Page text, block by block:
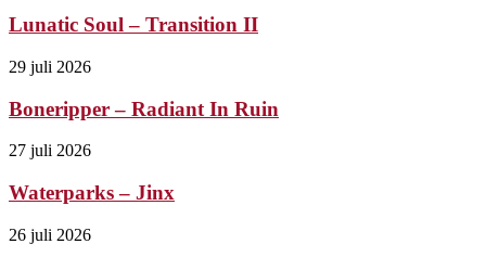
Lunatic Soul – Transition II
29 juli 2026
Boneripper – Radiant In Ruin
27 juli 2026
Waterparks – Jinx
26 juli 2026